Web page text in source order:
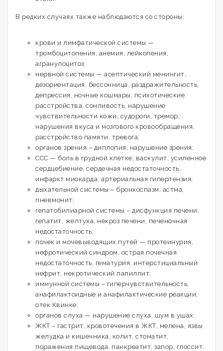
В редких случаях также наблюдаются со стороны:
крови и лимфатической системы —
тромбоцитопения, анемия, лейкопения,
агранулоцитоз;
нервной системы — асептический менингит,
дезориентация, бессонница, раздражительность,
депрессия, ночные кошмары, психотические
расстройства, сонливость, нарушение
чувствительности кожи, судороги, тремор,
нарушения вкуса и мозгового кровообращения,
расстройство памяти, тревога;
органов зрения – диплопия, нарушение зрения;
ССС — боль в грудной клетке, васкулит, усиленное
сердцебиение, сердечная недостаточность,
инфаркт миокарда, артериальная гипертензия;
дыхательной системы – бронхоспазм, астма,
пневмонит;
гепатобилиарной системы – дисфункция печени,
гепатит, желтуха, некроз печени, печеночная
недостаточность;
почек и мочевыводящих путей — протеинурия,
нефротический синдром, острая почечная
недостаточность, гематурия, интерстициальный
нефрит, некротический папиллит;
иммунной системы – гиперчувствительность,
анафилактоидные и анафилактические реакции,
отек Квинке;
органов слуха — нарушение слуха, шум в ушах;
ЖКТ – гастрит, кровотечения в ЖКТ, мелена, язвы
желудка и кишечника, колит, стоматит,
поражения пищевода, панкреатит, запор, глоссит,